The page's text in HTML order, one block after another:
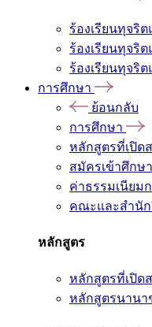
ร้องเรียนทุจริ
ร้องเรียนทุจริ
ร้องเรียนทุจริ
การศึกษา
ย้อนกลับ
การศึกษา
หลักสูตรที่เปิด
สมัครเข้าศึกษ
ค่าธรรมเนียม
คณะและสำนัก
หลักสูตร
หลักสูตรที่เปิด
หลักสูตรนานา